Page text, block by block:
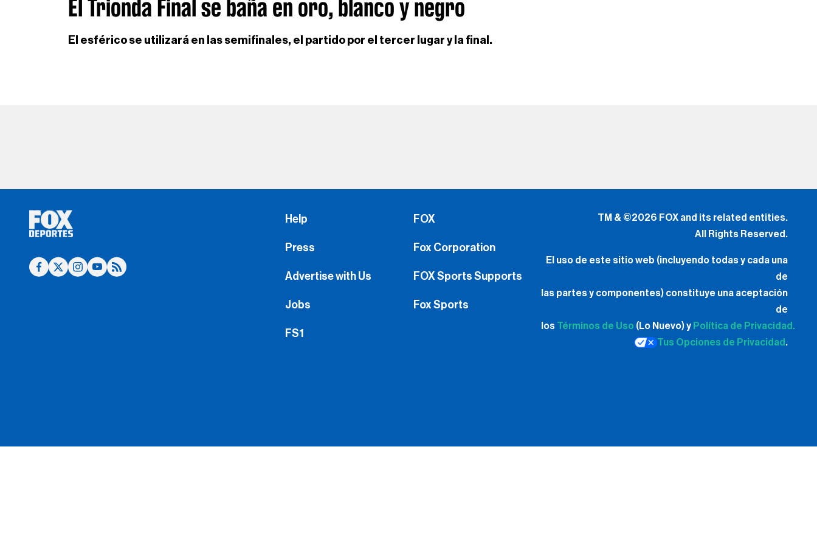
El Trionda Final se baña en oro, blanco y negro
El esférico se utilizará en las semifinales, el partido por el tercer lugar y la final.
Help
Press
Advertise with Us
Jobs
FS1
FOX
Fox Corporation
FOX Sports Supports
Fox Sports
TM & ©2026 FOX and its related entities.
All Rights Reserved.
El uso de este sitio web (incluyendo todas y cada una
de
las partes y componentes) constituye una aceptación
de
los Términos de Uso (Lo Nuevo) y Política de Privacidad.
Tus Opciones de Privacidad .